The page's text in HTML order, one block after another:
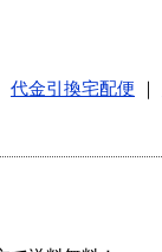
代金引換宅配便